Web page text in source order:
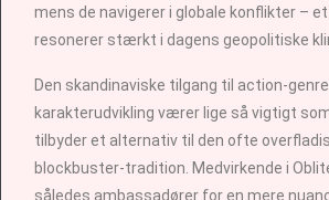
mens de navigerer i globale konflikter –
resonerer stærkt i dagens geopolitiske
Den skandinaviske tilgang til action-
karakterudvikling værer lige så vigtigt
tilbyder et alternativ til den ofte
blockbuster-tradition. Medvirkende i
således ambassadører for en mere